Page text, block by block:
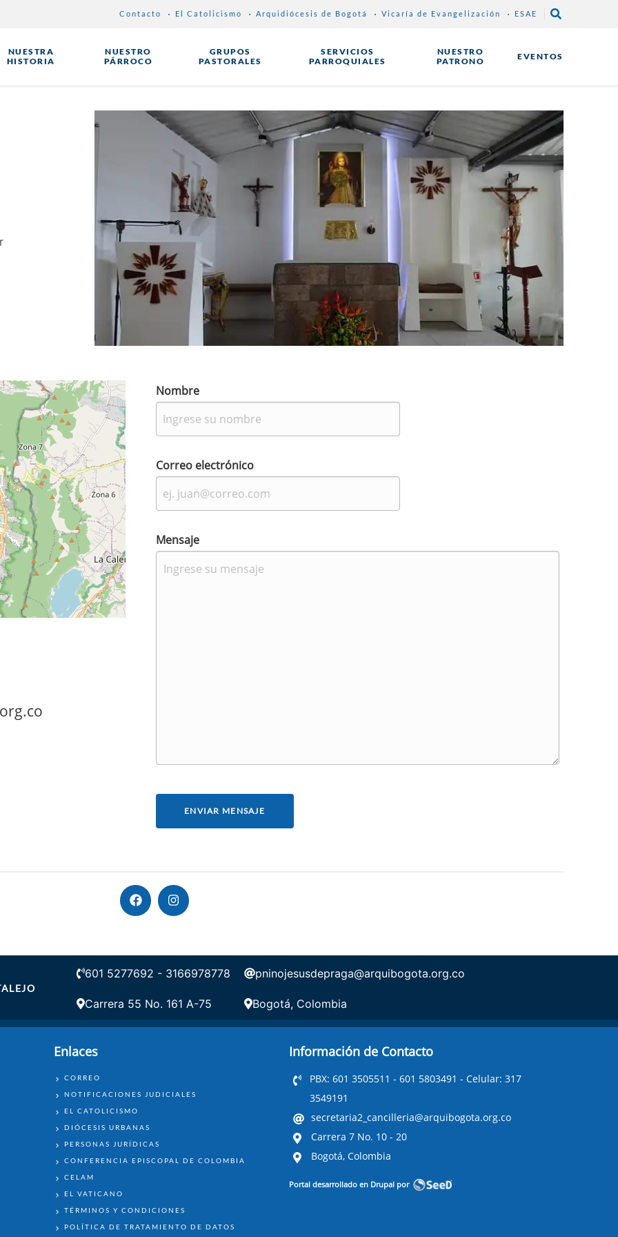
Contacto El Catolicismo Arquidiócesis de Bogotá Vicaría de Evangelización ESAE
NUESTRA
HISTORIA
NUESTRO
PÁRROCO
GRUPOS
PASTORALES
SERVICIOS
PARROQUIALES
NUESTRO
PATRONO
EVENTOS
Nombre
Correo electrónico
Mensaje
ENVIAR MENSAJE
601 5277692 - 3166978778 pninojesusdepraga@arquibogota.org.co
Carrera 55 No. 161 A-75 Bogotá, Colombia
Enlaces
ENLACES
CORREO
NOTIFICACIONES JUDICIALES
EL CATOLICISMO
DIÓCESIS URBANAS
PERSONAS JURÍDICAS
CONFERENCIA EPISCOPAL DE COLOMBIA
CELAM
EL VATICANO
TÉRMINOS Y CONDICIONES
POLÍTICA DE TRATAMIENTO DE DATOS
Información de Contacto
PBX: 601 3505511 - 601 5803491 - Celular: 317
3549191
secretaria2_cancilleria@arquibogota.org.co
Carrera 7 No. 10 - 20
Bogotá, Colombia
Portal desarrollado en Drupal por